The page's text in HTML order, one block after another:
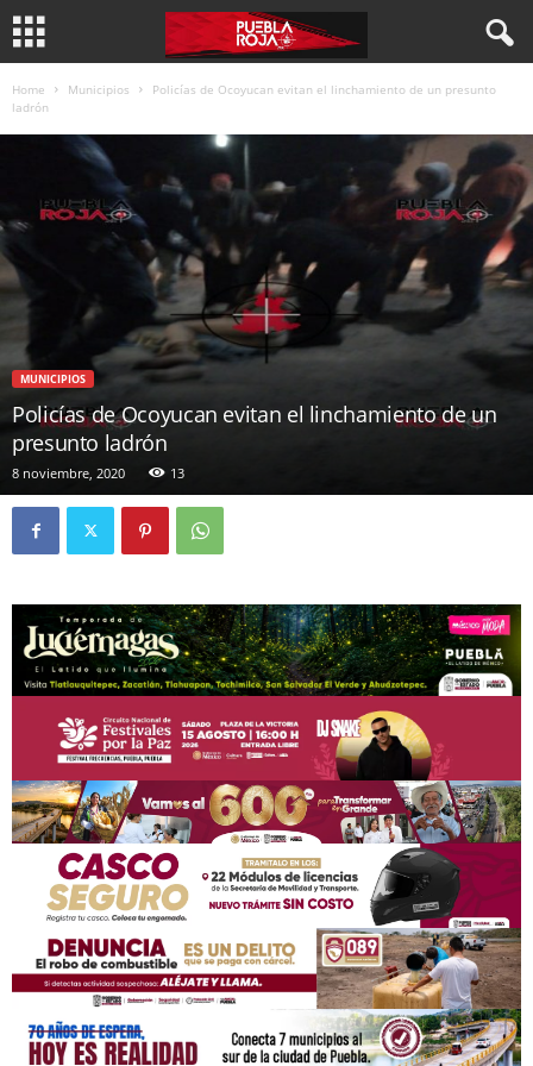
Home Municipios
Policías de Ocoyucan evitan el linchamiento de un presunto
ladrón
MUNICIPIOS
Policías de Ocoyucan evitan el linchamiento de un
presunto ladrón
8 noviembre, 2020 13